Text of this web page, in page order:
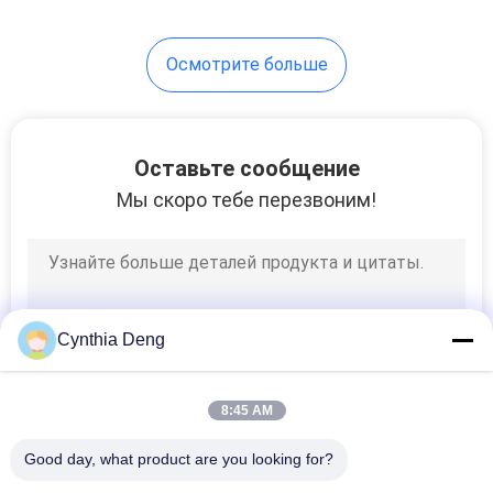
Конец нежности
двери
Ботинок силы
автомобиля
Осмотрите больше
Оставьте сообщение
Мы скоро тебе перезвоним!
Cynthia Deng
8:45 AM
Good day, what product are you looking for?